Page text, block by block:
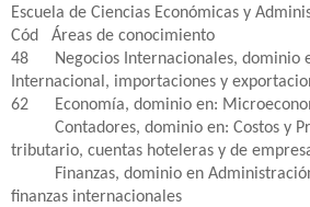
Escuela de Ciencias Económicas y
Cód
Áreas de conocimiento
48
Negocios Internacionales, dominio
Internacional, importaciones y
62
Economía, dominio en:
Contadores, dominio en: Costos y
tributario, cuentas hoteleras y de
Finanzas, dominio en
finanzas internacionales